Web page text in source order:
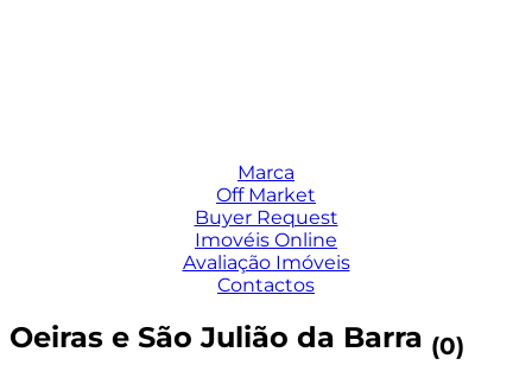
Marca
Off Market
Buyer Request
Imovéis Online
Avaliação Imóveis
Contactos
Oeiras e São Julião da Barra (0)